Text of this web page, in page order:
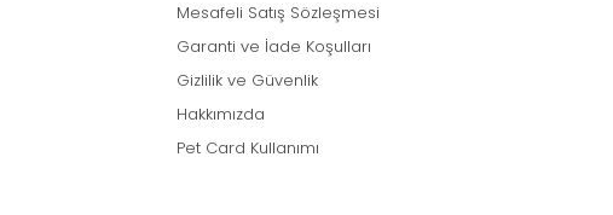
Mesafeli Satış Sözleşmesi
Garanti ve İade Koşulları
Gizlilik ve Güvenlik
Hakkımızda
Pet Card Kullanımı